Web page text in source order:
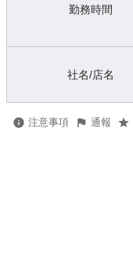
勤務時間
社名/店名
注意事項 通報